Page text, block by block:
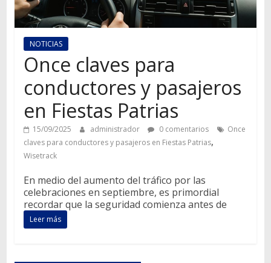
NOTICIAS
Once claves para
conductores y pasajeros
en Fiestas Patrias
15/09/2025 administrador 0 comentarios
Once
claves para conductores y pasajeros en Fiestas Patrias,
Wisetrack
En medio del aumento del tráfico por las
celebraciones en septiembre, es primordial
recordar que la seguridad comienza antes de
Leer más